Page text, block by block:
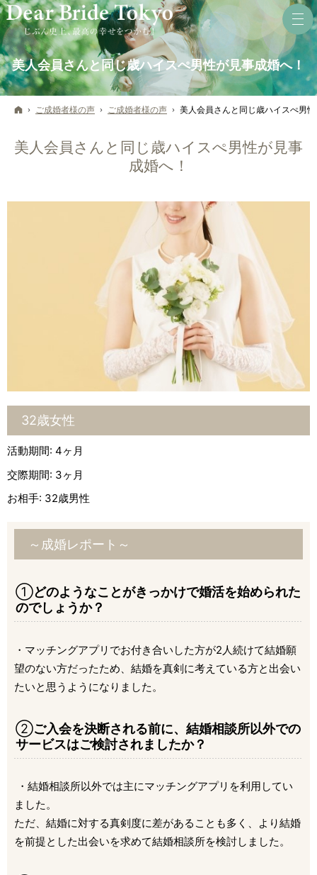
美人会員さんと同じ歳ハイスぺ男性が見事成婚へ！
ホーム
ご成婚者様の声 ご成婚者様の声 美人会員さんと同じ歳ハイスぺ男
美人会員さんと同じ歳ハイスぺ男性が見事
成婚へ！
32歳女性
活動期間: 4ヶ月
交際期間: 3ヶ月
お相手: 32歳男性
～成婚レポート～
①どのようなことがきっかけで婚活を始められた
のでしょうか？
・マッチングアプリでお付き合いした方が2人続けて結婚願
望のない方だったため、結婚を真剣に考えている方と出会い
たいと思うようになりました。
②ご入会を決断される前に、結婚相談所以外での
サービスはご検討されましたか？
・結婚相談所以外では主にマッチングアプリを利用してい
ました。
ただ、結婚に対する真剣度に差があることも多く、より結婚
を前提とした出会いを求めて結婚相談所を検討しました。